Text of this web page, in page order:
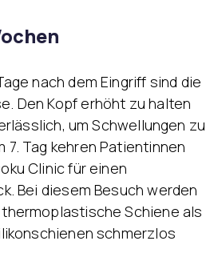
nach dem Eingriff sind die
Den Kopf erhöht zu halten
um Schwellungen zu
7. Tag kehren Patientinnen
Clinic für einen
Bei diesem Besuch werden
Schiene als
schmerzlos